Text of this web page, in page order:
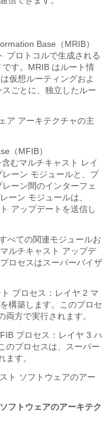
Base（MRIB）
プロトコルで生成される
す。MRIB はルート情
仮想ルーティングおよ
ごとに、独立したルー
ア アーキテクチャの主
（MFIB）
むマルチキャスト レイ
ーン モジュールと、プ
ーン間のインターフェ
ーン モジュールは、
アップデートを送信し
べての関連モジュールお
ルチキャスト アップデ
ロセスはスーパーバイザ
プロセス：レイヤ 2 マ
構築します。このプロセ
両方で実行されます。
プロセス：レイヤ 3 ハ
のプロセスは、スーパー
す。
ト ソフトウェアのアー
フトウェアのアーキテク